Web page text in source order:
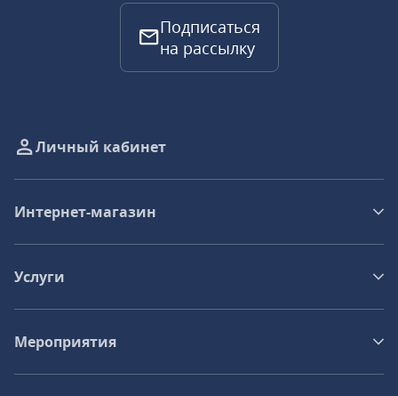
Подписаться
на рассылку
Личный кабинет
Интернет-магазин
Услуги
Мероприятия